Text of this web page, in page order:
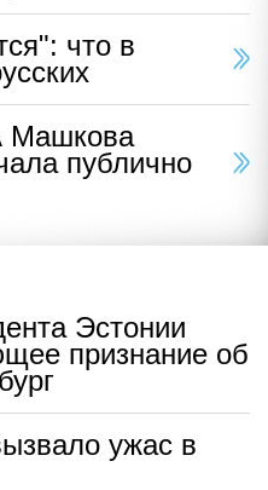
что в
публично
Эстонии
признание об
ужас в